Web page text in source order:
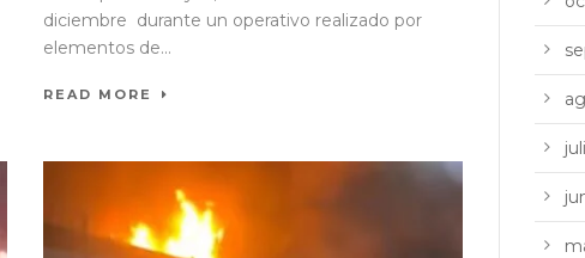
diciembre durante un operativo realizado por
elementos de...
READ MORE